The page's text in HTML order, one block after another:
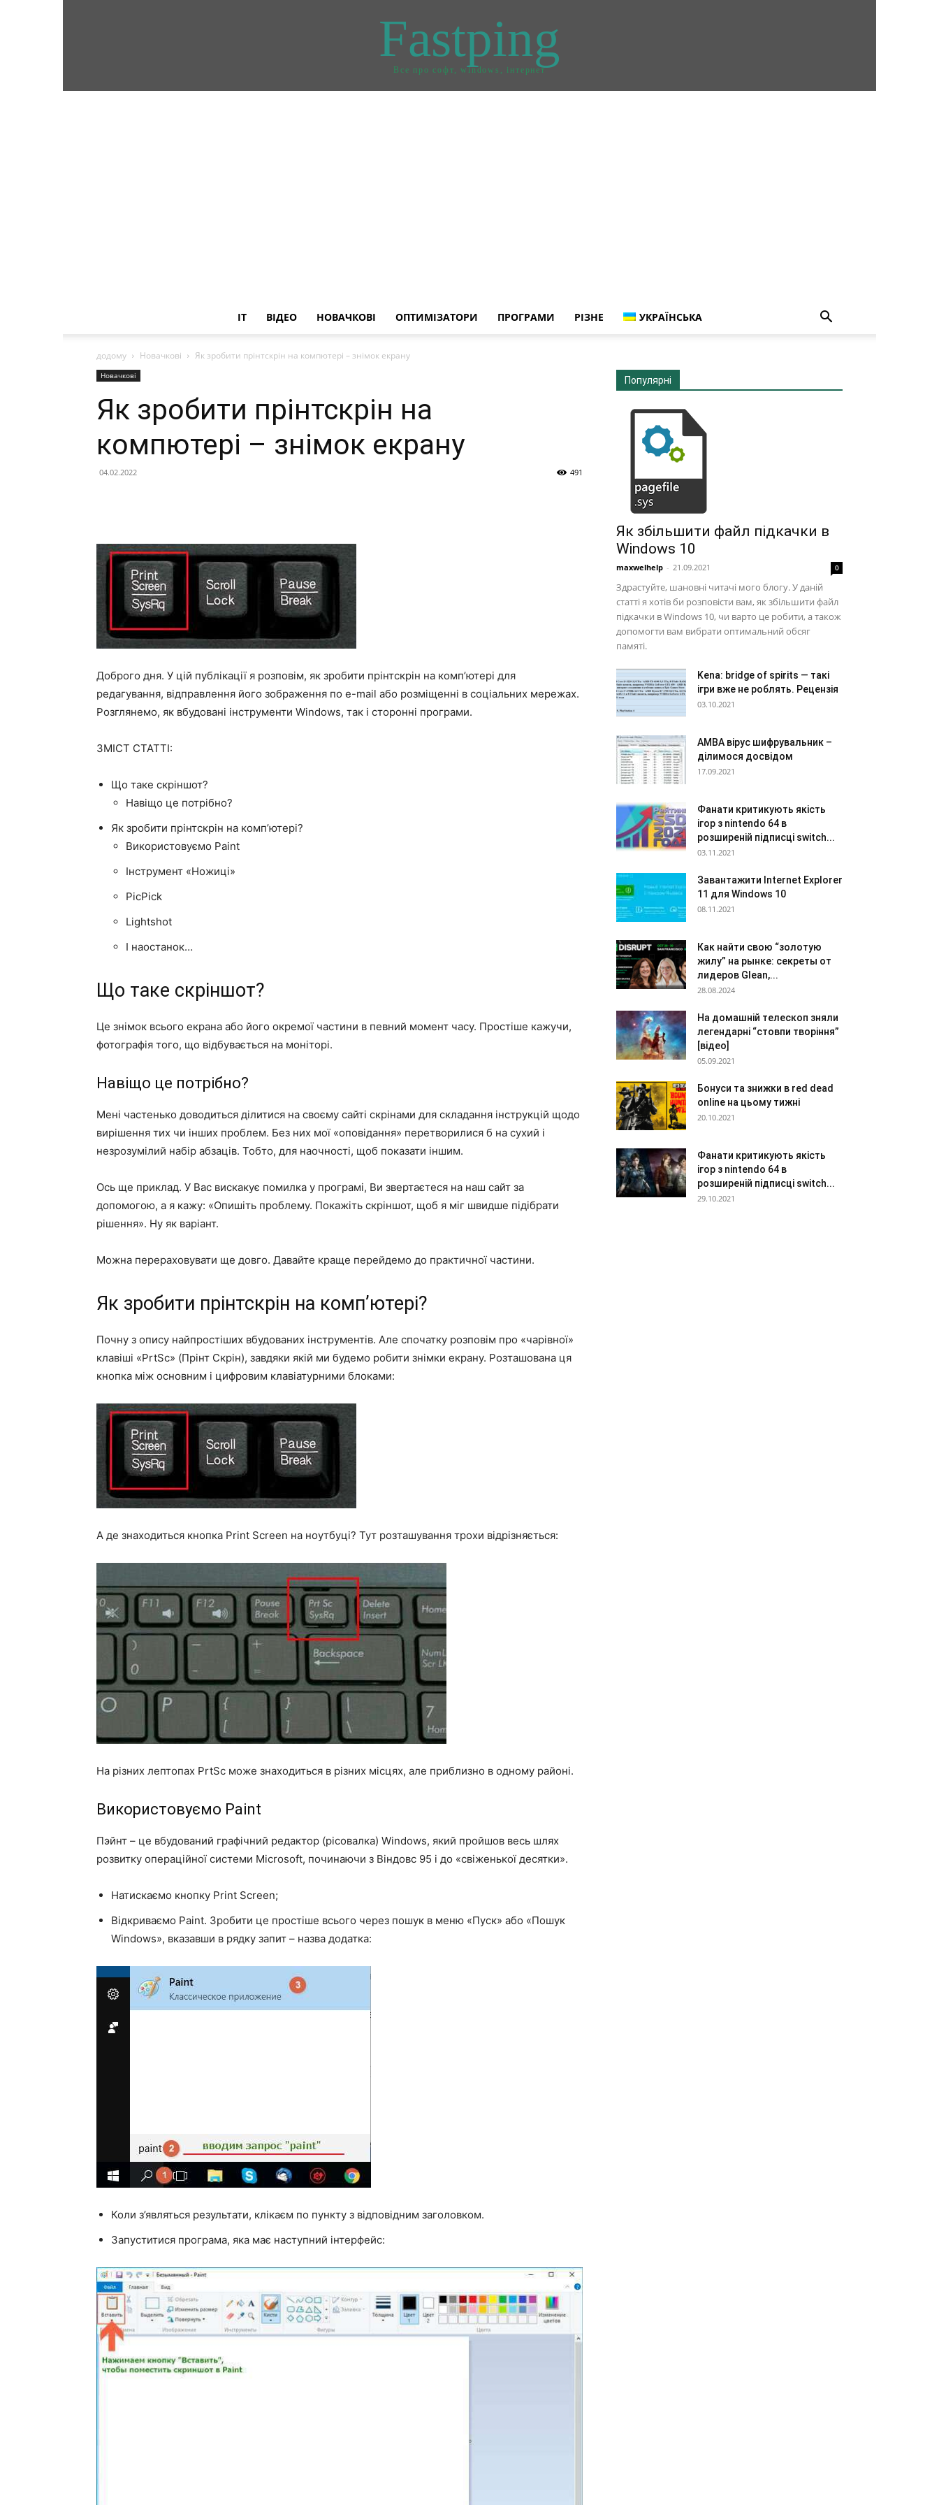
Fastping
Все про софт, windows, інтернет
IT ВІДЕО НОВАЧКОВІ ОПТИМІЗАТОРИ ПРОГРАМИ РІЗНЕ УКРАЇНСЬКА
додому Новачкові Як зробити прінтскрін на компютері – знімок екрану
Новачкові
Як зробити прінтскрін на
компютері – знімок екрану
04.02.2022 491
Доброго дня. У цій публікації я розповім, як зробити прінтскрін на комп’ютері для
редагування, відправлення його зображення по e-mail або розміщенні в соціальних мережах.
Розглянемо, як вбудовані інструменти Windows, так і сторонні програми.
ЗМІСТ СТАТТІ:
Що таке скріншот?
Навіщо це потрібно?
Як зробити прінтскрін на комп’ютері?
Використовуємо Paint
Інструмент «Ножиці»
PicPick
Lightshot
І наостанок…
Що таке скріншот?
Це знімок всього екрана або його окремої частини в певний момент часу. Простіше кажучи,
фотографія того, що відбувається на моніторі.
Навіщо це потрібно?
Мені частенько доводиться ділитися на своєму сайті скрінами для складання інструкцій щодо
вирішення тих чи інших проблем. Без них мої «оповідання» перетворилися б на сухий і
незрозумілий набір абзаців. Тобто, для наочності, щоб показати іншим.
Ось ще приклад. У Вас вискакує помилка у програмі, Ви звертаєтеся на наш сайт за
допомогою, а я кажу: «Опишіть проблему. Покажіть скріншот, щоб я міг швидше підібрати
рішення». Ну як варіант.
Можна перераховувати ще довго. Давайте краще перейдемо до практичної частини.
Як зробити прінтскрін на комп’ютері?
Почну з опису найпростіших вбудованих інструментів. Але спочатку розповім про «чарівної»
клавіші «PrtSc» (Прінт Скрін), завдяки якій ми будемо робити знімки екрану. Розташована ця
кнопка між основним і цифровим клавіатурними блоками:
А де знаходиться кнопка Print Screen на ноутбуці? Тут розташування трохи відрізняється:
На різних лептопах PrtSc може знаходиться в різних місцях, але приблизно в одному районі.
Використовуємо Paint
Пэйнт – це вбудований графічний редактор (рісовалка) Windows, який пройшов весь шлях
розвитку операційної системи Microsoft, починаючи з Віндовс 95 і до «свіженької десятки».
Натискаємо кнопку Print Screen;
Відкриваємо Paint. Зробити це простіше всього через пошук в меню «Пуск» або «Пошук
Windows», вказавши в рядку запит – назва додатка:
Коли з’являться результати, клікаєм по пункту з відповідним заголовком.
Запуститися програма, яка має наступний інтерфейс:
Популярні
Як збільшити файл підкачки в
Windows 10
maxwelhelp - 21.09.2021 0
Здрастуйте, шановні читачі мого блогу. У даній
статті я хотів би розповісти вам, як збільшити файл
підкачки в Windows 10, чи варто це робити, а також
допомогти вам вибрати оптимальний обсяг
памяті.
Kena: bridge of spirits — такі
ігри вже не роблять. Рецензія
03.10.2021
AMBA вірус шифрувальник –
ділимося досвідом
17.09.2021
Фанати критикують якість
ігор з nintendo 64 в
розширеній підписці switch...
03.11.2021
Завантажити Internet Explorer
11 для Windows 10
08.11.2021
Как найти свою “золотую
жилу” на рынке: секреты от
лидеров Glean,...
28.08.2024
На домашній телескоп зняли
легендарні “стовпи творіння”
[відео]
05.09.2021
Бонуси та знижки в red dead
online на цьому тижні
20.10.2021
Фанати критикують якість
ігор з nintendo 64 в
розширеній підписці switch...
29.10.2021